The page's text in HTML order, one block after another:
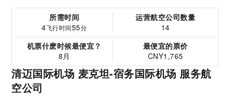
所需时间
4飞行时间55分
运营航空公司数量
14
机票什麽时候最便宜？
8月
最便宜的票价
CNY1,765
清迈国际机场 麦克坦-宿务国际机场 服务航
空公司